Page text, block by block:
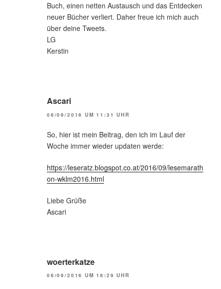
Buch, einen netten Austausch und das Entdecken
neuer Bücher verliert. Daher freue ich mich auch
über deine Tweets.
LG
Kerstin
Ascari
06/09/2016 UM 11:31 UHR
So, hier ist mein Beitrag, den ich im Lauf der
Woche immer wieder updaten werde:
https://leseratz.blogspot.co.at/2016/09/lesemarath
on-wklm2016.html
Liebe Grüße
Ascari
woerterkatze
06/09/2016 UM 16:29 UHR